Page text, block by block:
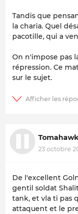
Tandis que
la charia. Quel
pacotille, qui a
On n'impose pas
répression. Ce
sur le sujet.
Tomahawk
23 octobre
De l'excellent
gentil soldat
tank, et vla ti pas
attaquent et le